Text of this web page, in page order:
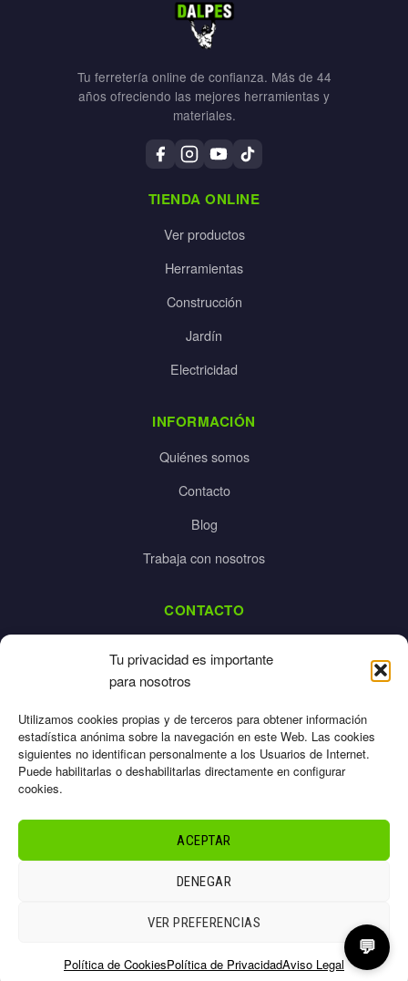
Tu privacidad es importante
para nosotros
Utilizamos cookies propias y de terceros para obtener información
estadística anónima sobre la navegación en este Web. Las cookies
siguientes no identifican personalmente a los Usuarios de Internet.
Puede habilitarlas o deshabilitarlas directamente en configurar
cookies.
ACEPTAR
DENEGAR
VER PREFERENCIAS
Política de CookiesPolítica de PrivacidadAviso Legal
Tu ferretería online de confianza. Más de 44
años ofreciendo las mejores herramientas y
materiales.
TIENDA ONLINE
Ver productos
Herramientas
Construcción
Jardín
Electricidad
INFORMACIÓN
Quiénes somos
Contacto
Blog
Trabaja con nosotros
CONTACTO
925 532 213
Cookies
Términos
Sitemap
💬